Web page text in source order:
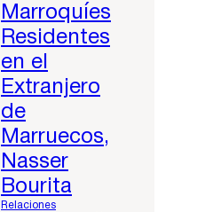
Marroquíes
Residentes
en el
Extranjero
de
Marruecos,
Nasser
Bourita
Relaciones